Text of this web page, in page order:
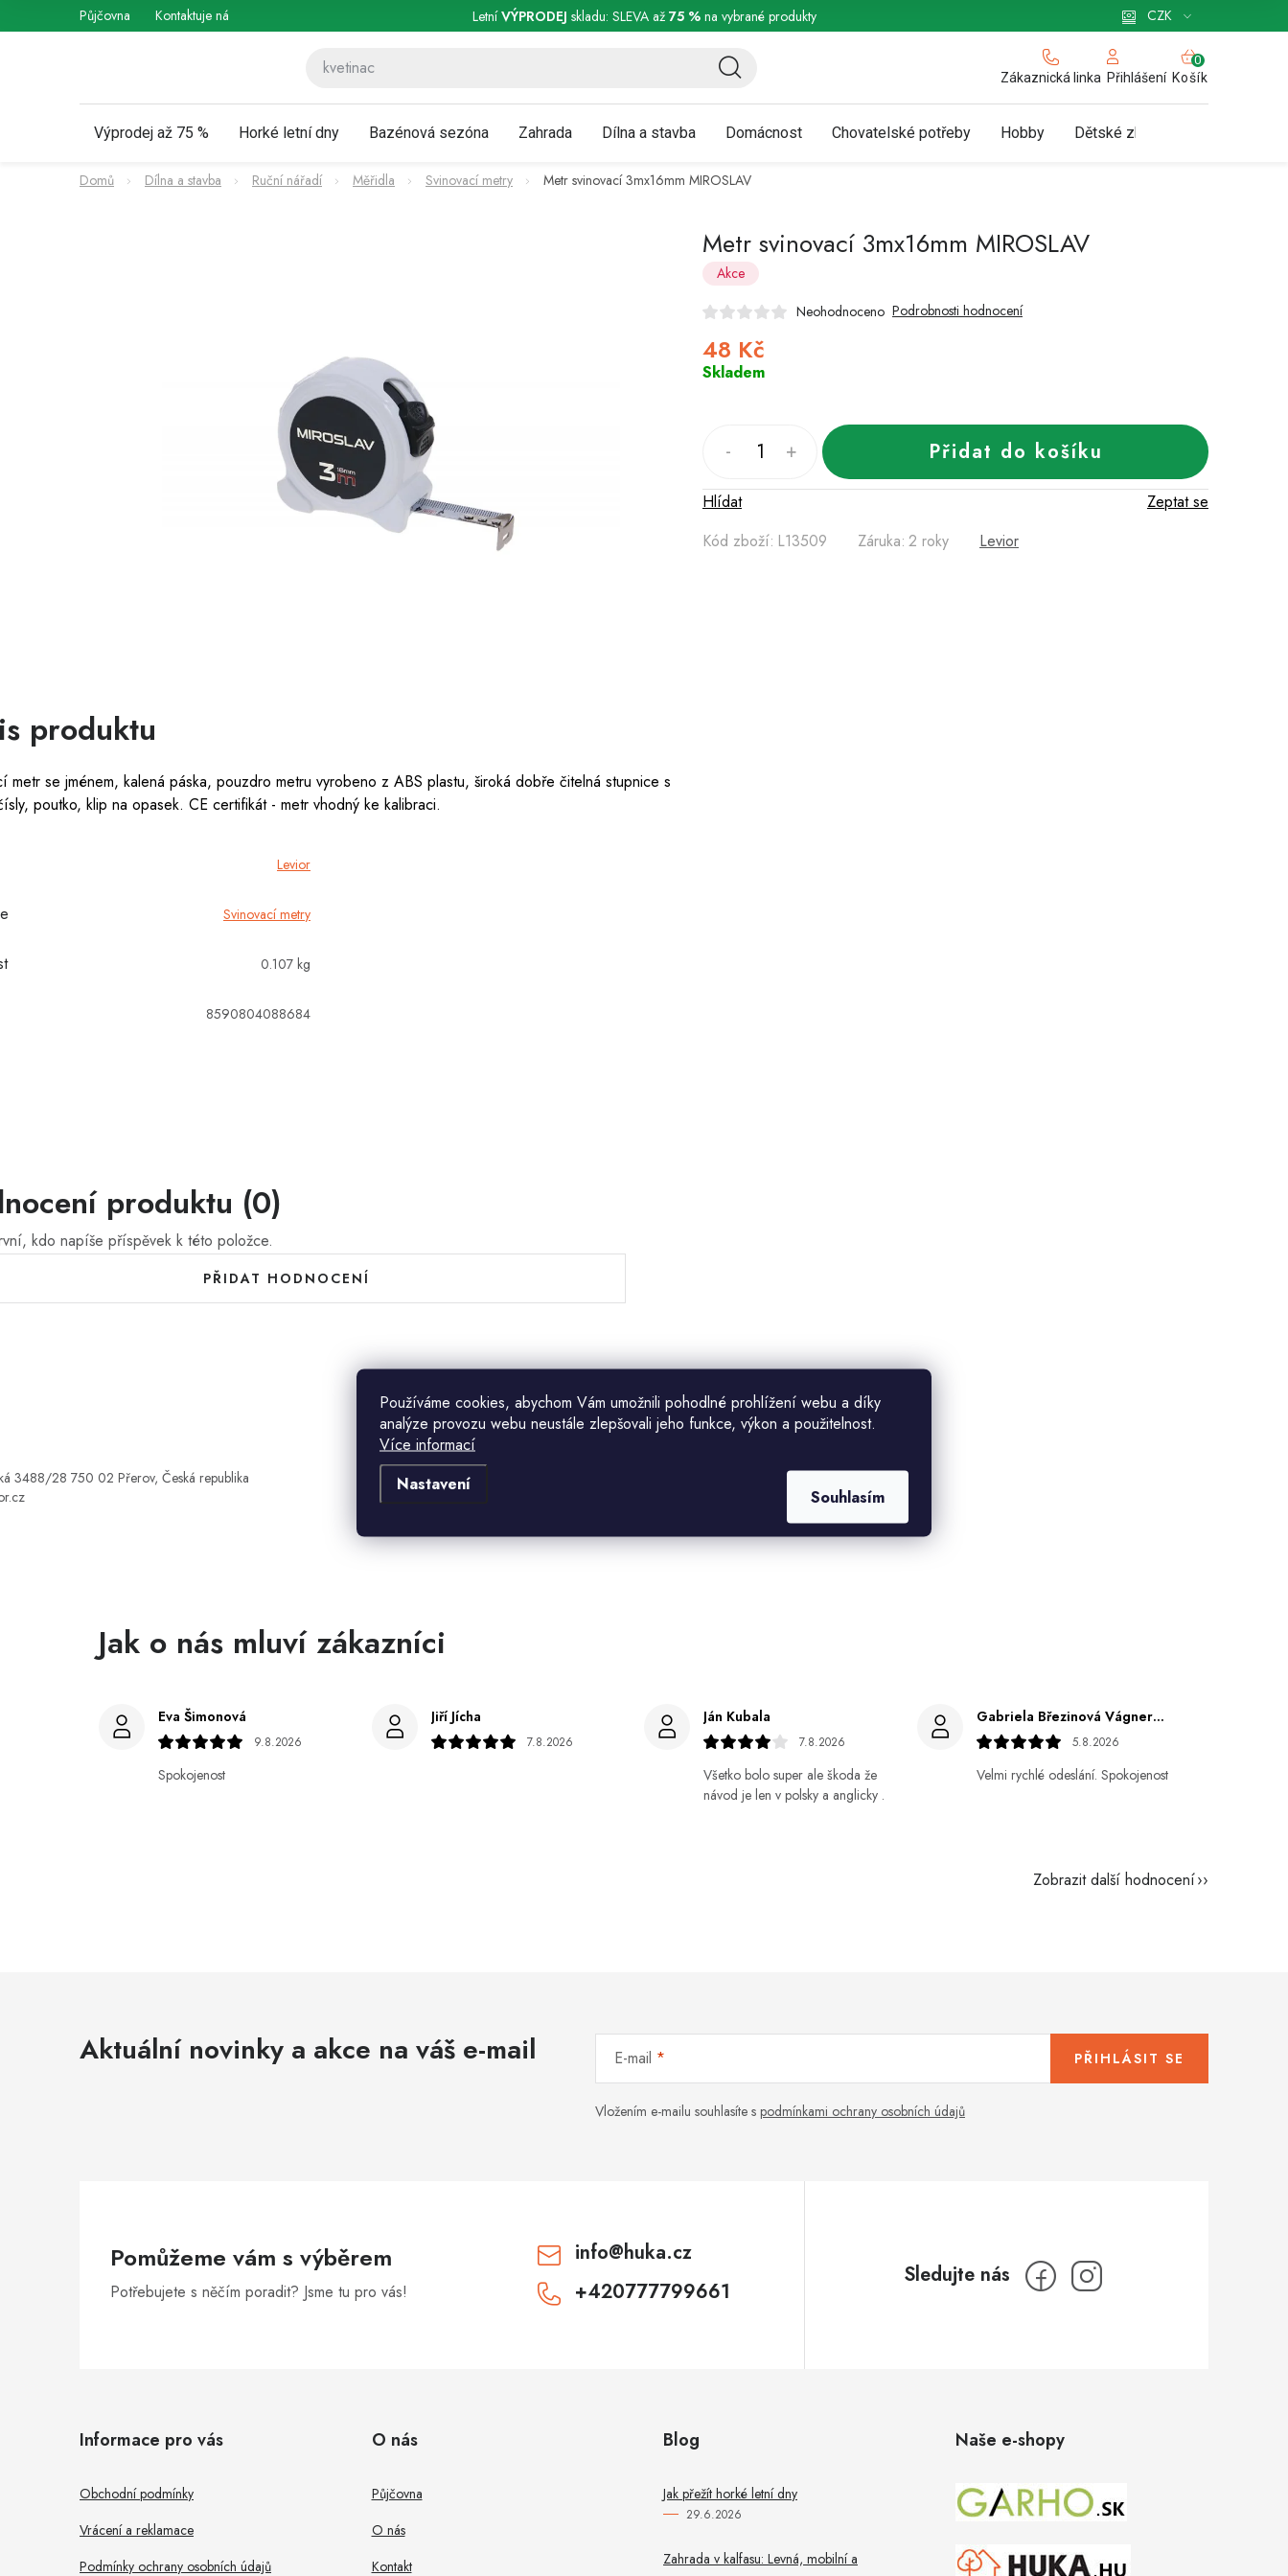
Používáme cookies, abychom Vám umožnili pohodlné prohlížení webu a díky
analýze provozu webu neustále zlepšovali jeho funkce, výkon a použitelnost.
Více informací
Nastavení
Souhlasím
na
Půjčovna Kontaktuje nás Vrácení a reklamace Podmínky ochrany osobních údajů Obchodní podmínky pro podnikatele Zásady používání cookies
CZK
LetníVÝPRODEJ skladu: SLEVA až 75 %na vybrané produkty
Zákaznická linka Přihlášení
NÁKUPNÍ
KOŠÍK
Košík
Výprodej až 75 % Horké letní dny Bazénová sezóna Zahrada Dílna a stavba Domácnost Chovatelské potřeby Hobby Dětské zboží a hračky
Domů Dílna a stavba Ruční nářadí Měřidla Svinovací metry Metr svinovací 3mx16mm MIROSLAV
Metr svinovací 3mx16mm MIROSLAV
Akce
Neohodnoceno Podrobnosti hodnocení
48 Kč
cena:
Skladem
Přidat do košíku
Kód zboží: L13509 Záruka: 2 roky Levior
Zeptat se
Hlídat
produktu
metr se jménem, kalená páska, pouzdro metru vyrobeno z ABS plastu, široká dobře čitelná stupnice s
poutko, klip na opasek. CE certifikát - metr vhodný ke kalibraci.
Levior
Svinovací metry
0.107 kg
8590804088684
produktu (0)
kdo napíše příspěvek k této položce.
PŘIDAT HODNOCENÍ
3488/28 750 02 Přerov, Česká republika
Eva Šimonová
9.8.2026
Spokojenost
Jiří Jícha
7.8.2026
Ján Kubala
7.8.2026
Všetko bolo super ale škoda že
návod je len v polsky a anglicky .
Gabriela Březinová Vágnerová
5.8.2026
Velmi rychlé odeslání. Spokojenost
Zobrazit další hodnocení
Aktuální novinky a akce na váš e-mail E-mail
Vložením e-mailu souhlasíte s podmínkami ochrany osobních údajů
PŘIHLÁSIT SE
Pomůžeme vám s výběrem
Potřebujete s něčím poradit? Jsme tu pro vás!
info@huka.cz
+420777799661
Informace pro vás
Obchodní podmínky
Vrácení a reklamace
Podmínky ochrany osobních údajů
O nás
Půjčovna
O nás
Kontakt
Blog
Jak přežít horké letní dny
29.6.2026
Zahrada v kalfasu: Levná, mobilní a
Naše e-shopy